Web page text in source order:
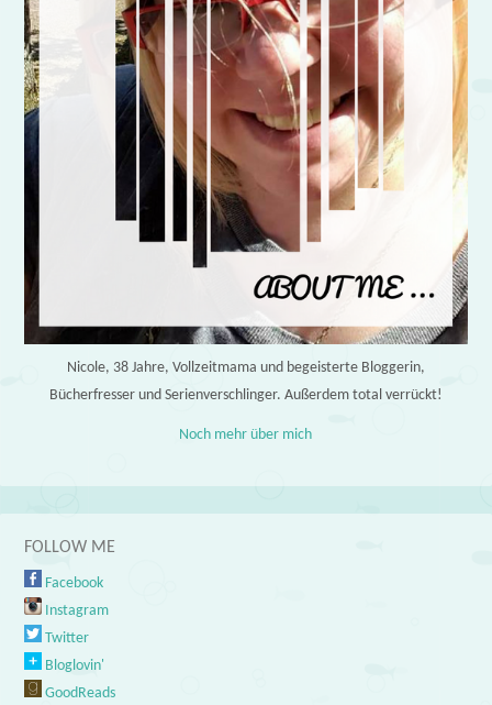
Nicole, 38 Jahre, Vollzeitmama und begeisterte Bloggerin,
Bücherfresser und Serienverschlinger. Außerdem total verrückt!
Noch mehr über mich
FOLLOW ME
Facebook
Instagram
Twitter
Bloglovin'
GoodReads